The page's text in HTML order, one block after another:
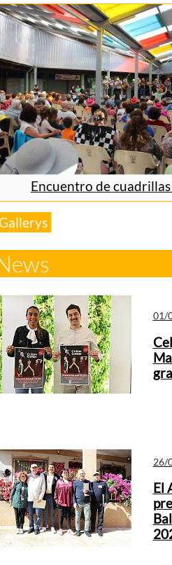
Encuentro de
01/
26/
El